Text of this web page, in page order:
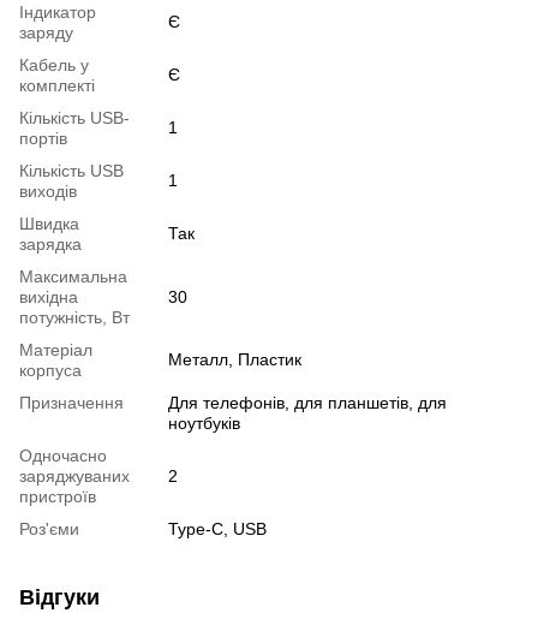
Індикатор
заряду
Є
Кабель у
комплекті
Є
Кількість USB-
портів
1
Кількість USB
виходів
1
Швидка
зарядка
Так
Максимальна
вихідна
потужність, Вт
30
Матеріал
корпуса
Металл, Пластик
Призначення
Для телефонів, для планшетів, для
ноутбуків
Одночасно
заряджуваних
пристроїв
2
Роз'єми Type-C, USB
Відгуки